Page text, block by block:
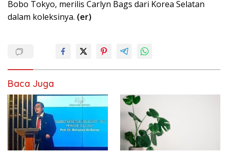
Bobo Tokyo, merilis Carlyn Bags dari Korea Selatan
dalam koleksinya. (er)
Baca Juga